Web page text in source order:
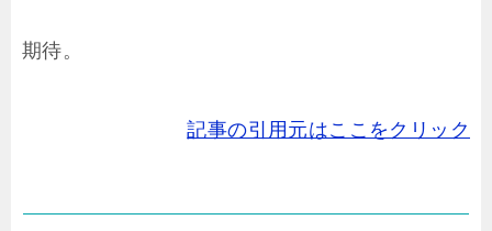
期待。
記事の引用元はここをクリック